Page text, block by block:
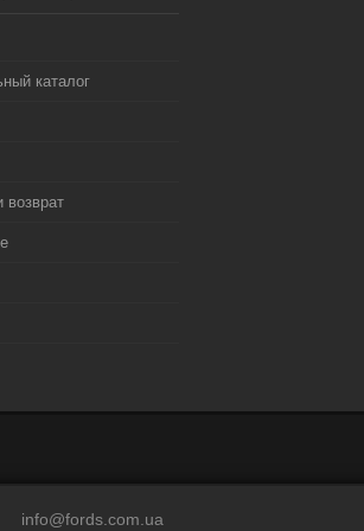
каталог
возврат
info@fords.com.ua